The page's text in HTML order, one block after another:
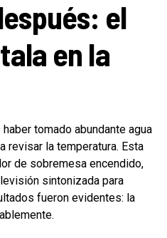
el
en la
tomado abundante agua
revisar la temperatura. Esta
de sobremesa encendido,
sintonizada para
fueron evidentes: la